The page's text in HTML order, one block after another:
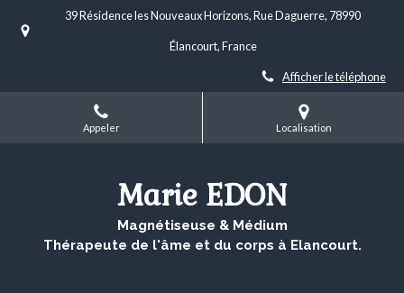
39 Résidence les Nouveaux Horizons, Rue Daguerre, 78990
Élancourt, France
Afficher le téléphone
Appeler Localisation
Marie EDON
Magnétiseuse & Médium
Thérapeute de l'âme et du corps à Elancourt.